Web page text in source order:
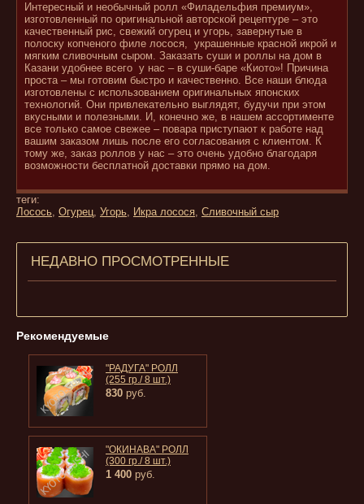
Интересный и необычный ролл «Филадельфия премиум»,
изготовленный по оригинальной авторской рецептуре – это
качественный рис, свежий огурец и угорь, завернутые в
полоску копченого филе лосося, украшенные красной икрой и
мягким сливочным сыром. Заказать суши и роллы на дом в
Казани удобнее всего у нас – в суши-баре «Киото»! Причина
проста – мы готовим быстро и качественно. Все наши блюда
изготовлены с использованием оригинальных японских
технологий. Они привлекательно выглядят, будучи при этом
вкусными и полезными. И, конечно же, в нашем ассортименте
все только самое свежее – повара приступают к работе над
вашим заказом лишь после его согласования с клиентом. К
тому же, заказ роллов у нас – это очень удобно благодаря
возможности бесплатной доставки прямо на дом.
теги:
Лосось, Огурец, Угорь, Икра лосося, Сливочный сыр
НЕДАВНО ПРОСМОТРЕННЫЕ
Рекомендуемые
"РАДУГА" РОЛЛ
(255 гр./ 8 шт.)
830 руб.
"ОКИНАВА" РОЛЛ
(300 гр./ 8 шт.)
1 400 руб.